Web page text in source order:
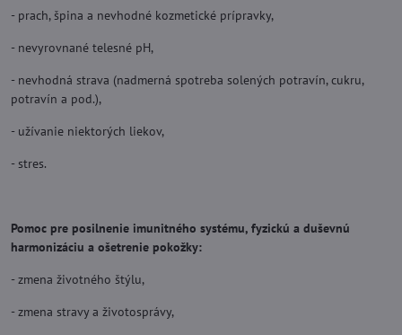
- prach, špina a nevhodné kozmetické prípravky,
- nevyrovnané telesné pH,
- nevhodná strava (nadmerná spotreba solených potravín, cukru,
potravín a pod.),
- užívanie niektorých liekov,
- stres.
Pomoc pre posilnenie imunitného systému, fyzickú a duševnú
harmonizáciu a ošetrenie pokožky:
- zmena životného štýlu,
- zmena stravy a životosprávy,